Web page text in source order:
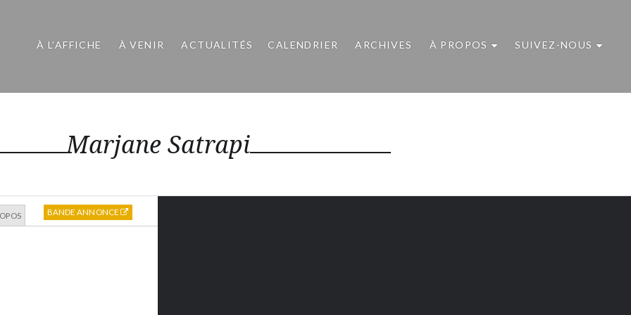
À L’AFFICHE À VENIR ACTUALITÉS CALENDRIER ARCHIVES À PROPOS SUIVEZ-NOUS
Marjane Satrapi
BANDE ANNONCE